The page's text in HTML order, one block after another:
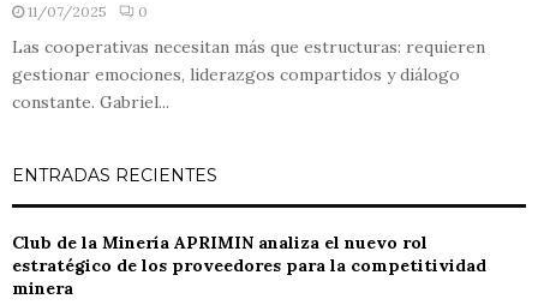
11/07/2025 0
Las cooperativas necesitan más que estructuras: requieren
gestionar emociones, liderazgos compartidos y diálogo
constante. Gabriel...
ENTRADAS RECIENTES
Club de la Minería APRIMIN analiza el nuevo rol
estratégico de los proveedores para la competitividad
minera